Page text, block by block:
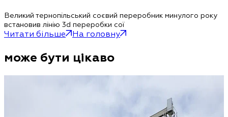
Великий тернопільський соєвий переробник минулого року
встановив лінію 3d переробки сої
Читати більше На головну
може бути цікаво